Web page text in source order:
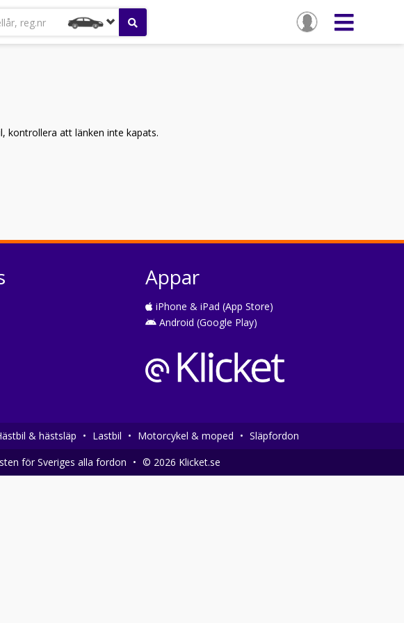
reg.nr
kontrollera att länken inte kapats.
Appar
iPhone & iPad (App Store)
Android (Google Play)
& hästsläp • Lastbil • Motorcykel & moped • Släpfordon
för Sveriges alla fordon • © 2026 Klicket.se